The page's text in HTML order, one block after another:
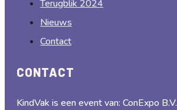
Terugblik 2024
Nieuws
Contact
CONTACT
KindVak is een event van: ConExpo B.V.